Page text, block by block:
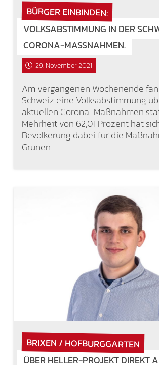
BÜRGER EINBINDEN:
VOLKSABSTIMMUNG IN DER
CORONA-MASSNAHMEN.
29. November 2021
Am vergangenen Wochenende
Schweiz eine Volksabstimmung
aktuellen Corona-Maßnahmen
Mehrheit von 62,01 Prozent hat
Bevölkerung dabei für die
Grünen…
BRIXEN / HOFBURGGARTEN
ÜBER HELLER-PROJEKT DIREKT